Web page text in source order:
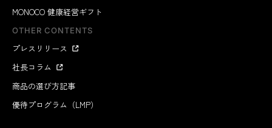
MONOCO 健康経営ギフト
OTHER CONTENTS
プレスリリース
社長コラム
商品の選び方記事
優待プログラム（LMP）